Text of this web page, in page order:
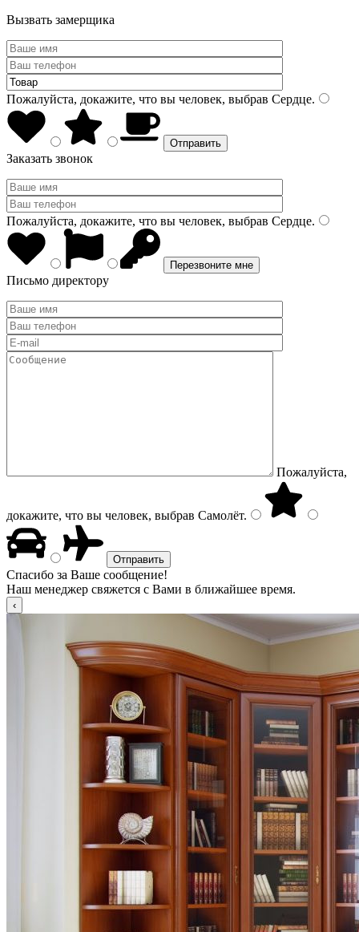
Вызвать замерщика
Пожалуйста, докажите, что вы человек, выбрав Сердце.
Заказать звонок
Пожалуйста, докажите, что вы человек, выбрав Сердце.
Письмо директору
Пожалуйста,
докажите, что вы человек, выбрав Самолёт.
Спасибо за Ваше сообщение!
Наш менеджер свяжется с Вами в ближайшее время.